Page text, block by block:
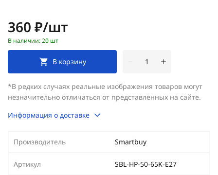
Цена:
360 ₽/шт
В наличии: 20 шт
В корзину
*В редких случаях реальные изображения товаров могут
незначительно отличаться от представленных на сайте.
Информация о доставке
Производитель Smartbuy
Артикул SBL-HP-50-65K-E27